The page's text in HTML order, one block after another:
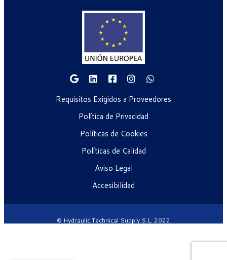
Requisitos Exigidos a Proveedores
Política de Privacidad
Políticas de Cookies
Políticas de Calidad
Aviso Legal
Accesibilidad
© Hydraulic Technical Supply S.L. 2022